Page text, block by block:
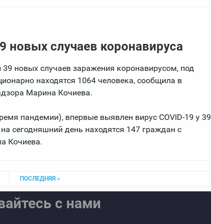
случаев коронавируса
новых случаев заражения коронавирусом, под
находятся 1064 человека, сообщила в
Марина Кочиева.
пандемии), впервые выявлен вирус COVID-19 у 39
сегодняшний день находятся 147 граждан с
Кочиева.
ПОСЛЕДНЯЯ »
с нами